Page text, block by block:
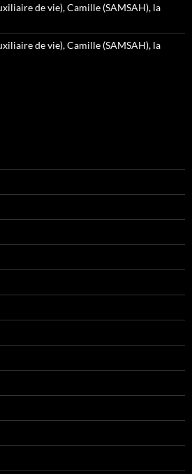
de vie), Camille (SAMSAH), la
de vie), Camille (SAMSAH), la